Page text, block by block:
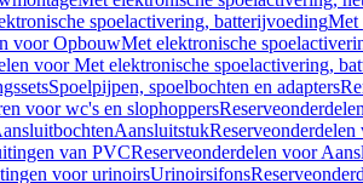
spoelactivering, batterijvoedingMet
voor OpbouwMet elektronische
voor Met elektronische spoelactivering,
Spoelpijpen, spoelbochten en adapters
voor wc's en slophoppers
Aansluitstuk
van PVCReserveonderdelen voor
voor urinoirsUrinoirsifons